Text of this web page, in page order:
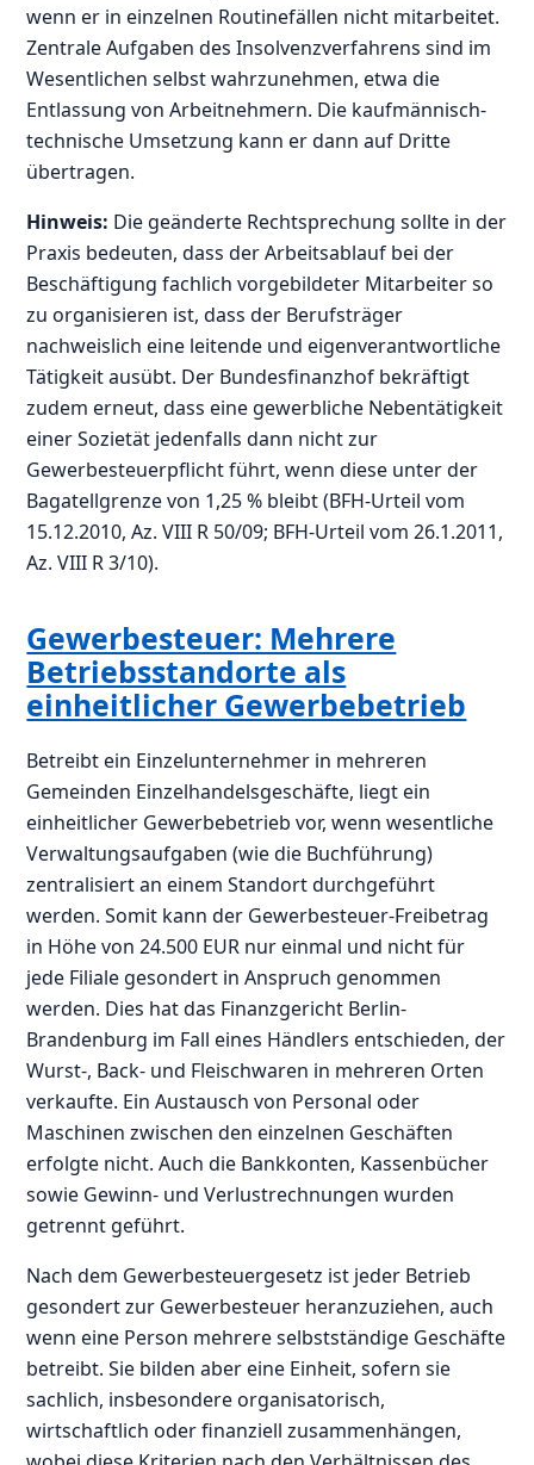
wenn er in einzelnen Routinefällen nicht mitarbeitet.
Zentrale Aufgaben des Insolvenzverfahrens sind im
Wesentlichen selbst wahrzunehmen, etwa die
Entlassung von Arbeitnehmern. Die kaufmännisch-
technische Umsetzung kann er dann auf Dritte
übertragen.
Hinweis: Die geänderte Rechtsprechung sollte in der
Praxis bedeuten, dass der Arbeitsablauf bei der
Beschäftigung fachlich vorgebildeter Mitarbeiter so
zu organisieren ist, dass der Berufsträger
nachweislich eine leitende und eigenverantwortliche
Tätigkeit ausübt. Der Bundesfinanzhof bekräftigt
zudem erneut, dass eine gewerbliche Nebentätigkeit
einer Sozietät jedenfalls dann nicht zur
Gewerbesteuerpflicht führt, wenn diese unter der
Bagatellgrenze von 1,25 % bleibt (BFH-Urteil vom
15.12.2010, Az. VIII R 50/09; BFH-Urteil vom 26.1.2011,
Az. VIII R 3/10).
Gewerbesteuer: Mehrere
Betriebsstandorte als
einheitlicher Gewerbebetrieb
Betreibt ein Einzelunternehmer in mehreren
Gemeinden Einzelhandelsgeschäfte, liegt ein
einheitlicher Gewerbebetrieb vor, wenn wesentliche
Verwaltungsaufgaben (wie die Buchführung)
zentralisiert an einem Standort durchgeführt
werden. Somit kann der Gewerbesteuer-Freibetrag
in Höhe von 24.500 EUR nur einmal und nicht für
jede Filiale gesondert in Anspruch genommen
werden. Dies hat das Finanzgericht Berlin-
Brandenburg im Fall eines Händlers entschieden, der
Wurst-, Back- und Fleischwaren in mehreren Orten
verkaufte. Ein Austausch von Personal oder
Maschinen zwischen den einzelnen Geschäften
erfolgte nicht. Auch die Bankkonten, Kassenbücher
sowie Gewinn- und Verlustrechnungen wurden
getrennt geführt.
Nach dem Gewerbesteuergesetz ist jeder Betrieb
gesondert zur Gewerbesteuer heranzuziehen, auch
wenn eine Person mehrere selbstständige Geschäfte
betreibt. Sie bilden aber eine Einheit, sofern sie
sachlich, insbesondere organisatorisch,
wirtschaftlich oder finanziell zusammenhängen,